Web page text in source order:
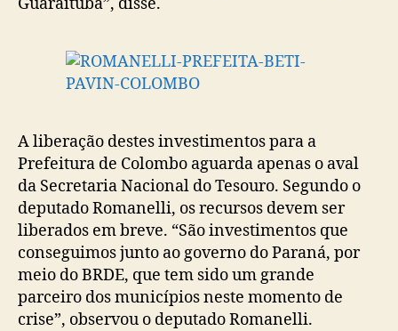
A liberação destes investimentos para a
Prefeitura de Colombo aguarda apenas o aval
da Secretaria Nacional do Tesouro. Segundo o
deputado Romanelli, os recursos devem ser
liberados em breve. “São investimentos que
conseguimos junto ao governo do Paraná, por
meio do BRDE, que tem sido um grande
parceiro dos municípios neste momento de
crise”, observou o deputado Romanelli.